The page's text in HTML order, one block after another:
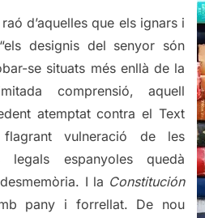
d’aquelles que els ignars i
designis del senyor són
se situats més enllà de la
comprensió, aquell
atemptat contra el Text
vulneració de les
legals espanyoles quedà
I la Constitución
pany i forrellat. De nou